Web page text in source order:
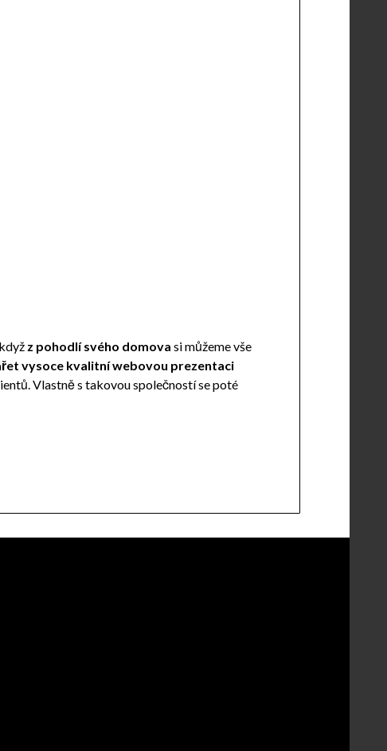
z pohodlí svého domova si můžeme vše
vysoce kvalitní webovou prezentaci
Vlastně s takovou společností se poté